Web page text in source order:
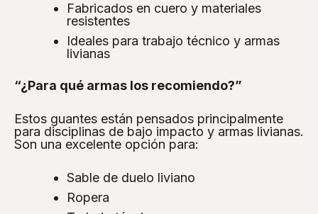
Fabricados en cuero y materiales
resistentes
Ideales para trabajo técnico y armas
livianas
“¿Para qué armas los recomiendo?”
Estos guantes están pensados principalmente
para disciplinas de bajo impacto y armas livianas.
Son una excelente opción para:
Sable de duelo liviano
Ropera